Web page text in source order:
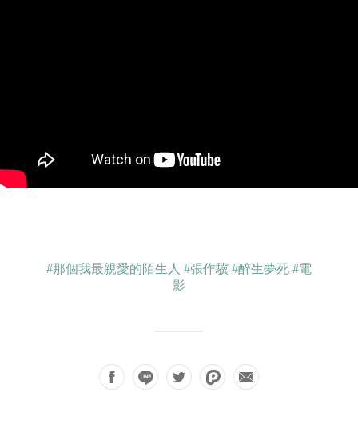
#那個我最親愛的陌生人 #張作驥 #醉生夢死 #電
影